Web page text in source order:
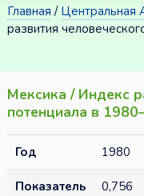
Главная / Центральная
развития
Мексика / Индекс
потенциала в
Год 1980
Показатель 0,756